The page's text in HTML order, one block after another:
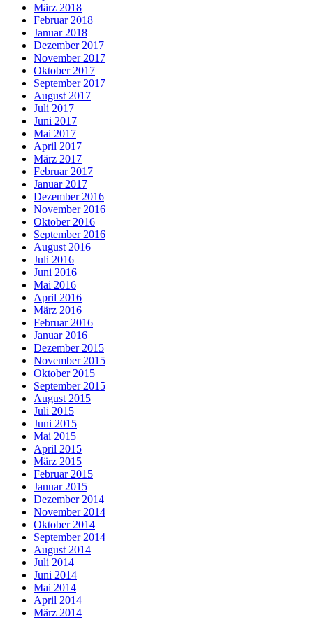
März 2018
Februar 2018
Januar 2018
Dezember 2017
November 2017
Oktober 2017
September 2017
August 2017
Juli 2017
Juni 2017
Mai 2017
April 2017
März 2017
Februar 2017
Januar 2017
Dezember 2016
November 2016
Oktober 2016
September 2016
August 2016
Juli 2016
Juni 2016
Mai 2016
April 2016
März 2016
Februar 2016
Januar 2016
Dezember 2015
November 2015
Oktober 2015
September 2015
August 2015
Juli 2015
Juni 2015
Mai 2015
April 2015
März 2015
Februar 2015
Januar 2015
Dezember 2014
November 2014
Oktober 2014
September 2014
August 2014
Juli 2014
Juni 2014
Mai 2014
April 2014
März 2014